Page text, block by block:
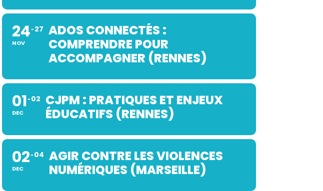
24
NOV
27 ADOS CONNECTÉS :
COMPRENDRE POUR
ACCOMPAGNER (RENNES)
01
DEC
02 CJPM : PRATIQUES ET ENJEUX
ÉDUCATIFS (RENNES)
02
DEC
04 AGIR CONTRE LES VIOLENCES
NUMÉRIQUES (MARSEILLE)